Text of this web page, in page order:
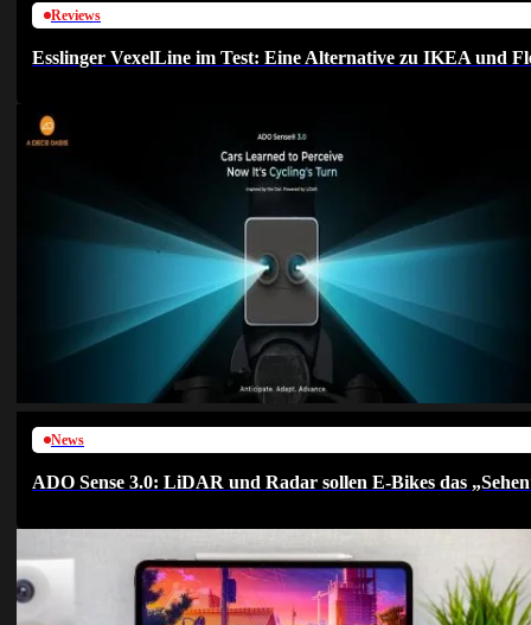
Reviews
Esslinger VexelLine im Test: Eine Alternative zu IKEA und
News
ADO Sense 3.0: LiDAR und Radar sollen E-Bikes das